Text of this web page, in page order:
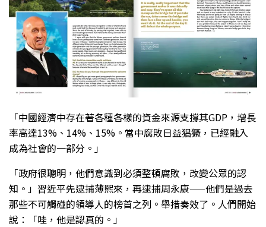
「中國經濟中存在著各種各樣的資金來源支撐其GDP，增長
率高達13%、14%、15%。當中腐敗日益猖獗，已經融入
成為社會的一部分。」
「政府很聰明，他們意識到必須整頓腐敗，改變公眾的認
知。」習近平先逮捕薄熙來，再逮捕周永康——他們是過去
那些不可觸碰的領導人的榜首之列。舉措奏效了。人們開始
說：「哇，他是認真的。」